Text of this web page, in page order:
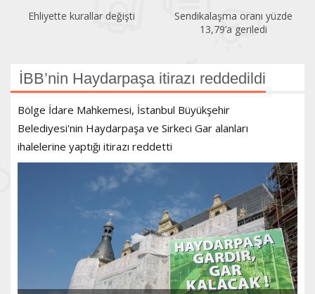
Ehliyette kurallar değişti
Sendikalaşma oranı yüzde
13,79’a geriledi
İBB’nin Haydarpaşa itirazı reddedildi
Bölge İdare Mahkemesi, İstanbul Büyükşehir
Belediyesi'nin Haydarpaşa ve Sirkeci Gar alanları
ihalelerine yaptığı itirazı reddetti